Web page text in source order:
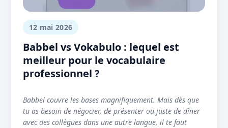
12 mai 2026
Babbel vs Vokabulo : lequel est
meilleur pour le vocabulaire
professionnel ?
Babbel couvre les bases magnifiquement. Mais dès que
tu as besoin de négocier, de présenter ou juste de dîner
avec des collègues dans une autre langue, il te faut